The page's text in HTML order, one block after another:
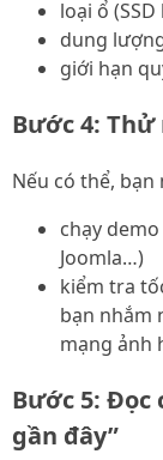
loại ổ
dung
giới hạn
Bước 4:
Nếu có thể, bạn
chạy
Joomla…)
kiểm tra
bạn nhắm
mạng ảnh
Bước 5: Đọc
gần đây”